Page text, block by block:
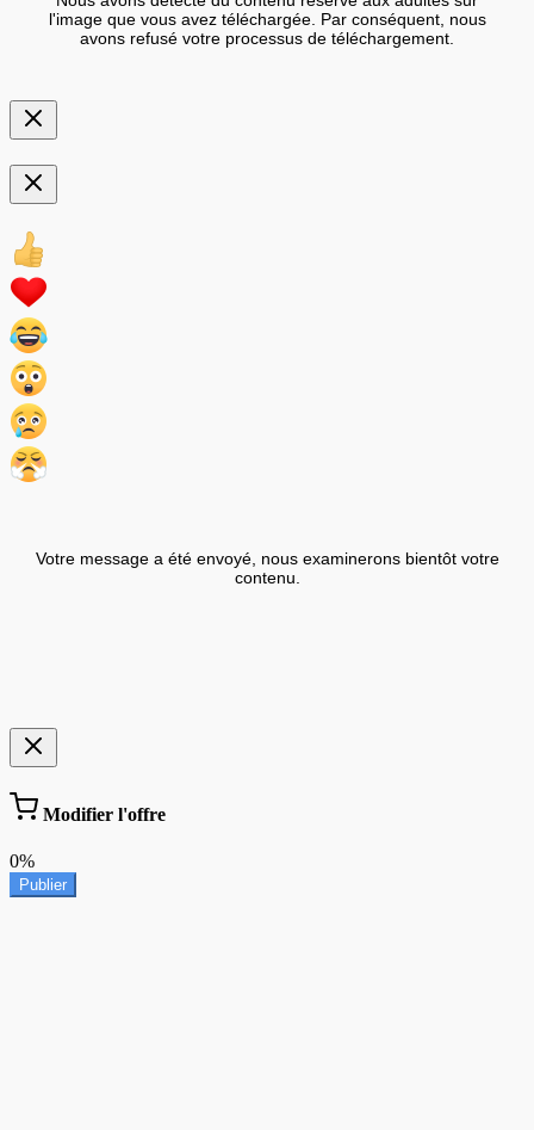
l'image que vous avez téléchargée. Par conséquent, nous
avons refusé votre processus de téléchargement.
Votre message a été envoyé, nous examinerons bientôt votre
contenu.
Modifier l'offre
0%
Publier